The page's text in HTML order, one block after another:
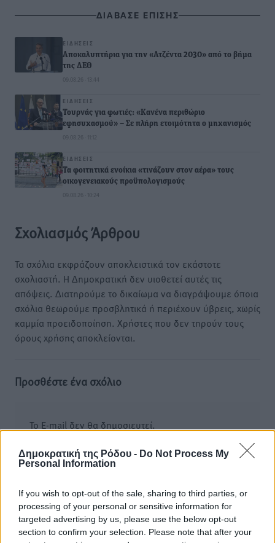
Δημοκρατική της Ρόδου - Do Not Process My
Personal Information
If you wish to opt-out of the sale, sharing to third parties, or
processing of your personal or sensitive information for
targeted advertising by us, please use the below opt-out
section to confirm your selection. Please note that after your
ΔΙΑΒΑΣΕ ΕΠΙΣΗΣ
ΕΙΔΉΣΕΙΣ
Αποκαλυπτήρια για την «Ατζέντα 2030» από το βήμα
της ΔΕΘ
09.08.26 · 13:44
ΕΙΔΉΣΕΙΣ
Τουρνάς για φωτιές: «Κανένα περιθώριο
εφησυχασμού» – Σε πλήρη ετοιμότητα ο μηχανισμός
09.08.26 · 11:12
ΕΙΔΉΣΕΙΣ
Τα φοιτητικά ενοίκια «τινάζουν στον αέρα» τους
οικογενειακούς προϋπολογισμούς
09.08.26 · 10:24
Σχολιασμός Άρθρου
Τα σχόλια εκφράζουν αποκλειστικά τον εκάστοτε
σχολιαστή. Η Δημοκρατική δεν υιοθετεί αυτές τις
απόψεις. Διατηρούμε το δικαίωμα να διαγράψουμε όποια
σχόλια θεωρούμε προσβλητικά ή περιέχουν ύβρεις, χωρίς
καμμία προειδοποίηση. Χρήστες που δεν τηρούν τους
όρους χρήσης αποκλείονται.
Προσθέστε ένα σχόλιο
Το E-mail δεν θα δημοσιευτεί.
υποβολή του σχολίου.